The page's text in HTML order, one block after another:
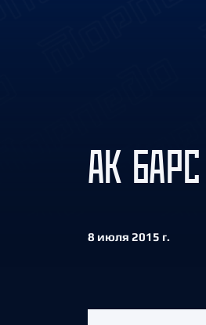
АК
8 июля 2015 г.